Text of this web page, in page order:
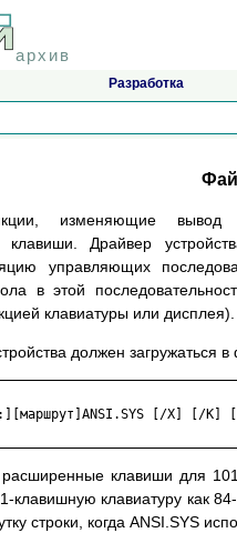
архив
Разработка
изменяющие
клавиши. Драйвер
управляющих
в этой
клавиатуры или дисплея).
должен загружаться
[/X] [/K]
клавиши для
клавишную клавиатуру как
строки, когда ANSI.SYS